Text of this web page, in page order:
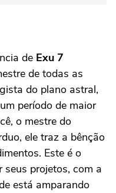
de Exu 7
de todas as
do plano astral,
período de maior
o mestre do
ele traz a bênção
Este é o
projetos, com a
está amparando